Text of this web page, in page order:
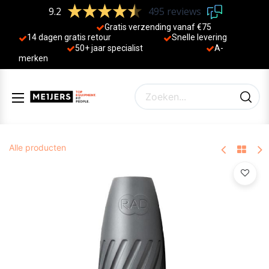
9.2 495 reviews
Gratis verzending vanaf €75
14 dagen gratis retour
Sne lle levering
50+ jaar specialist
A-
merken
Alle producten